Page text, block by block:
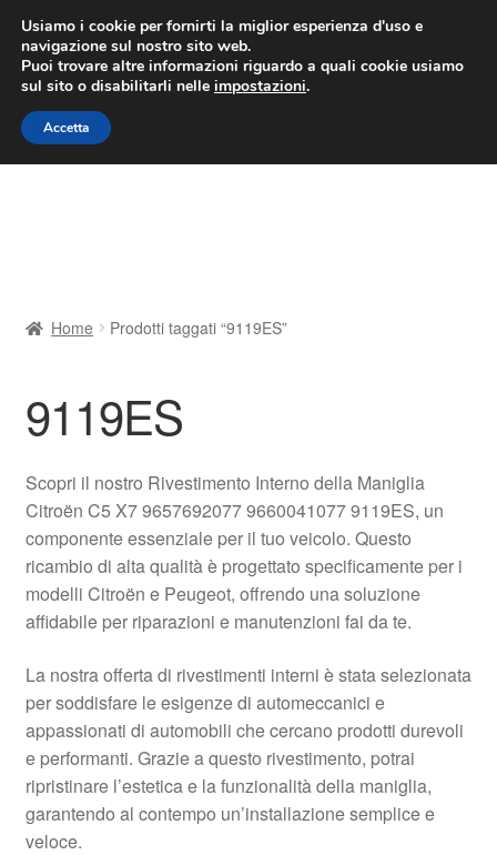
CONSEGNA da 7 EUR
Lun-Ven 9:00 - 16:00/800 580 290
Vai
alla
navigazione
Vai
al
contenuto
Contatto
Il mio account
Pagamenti
Politica sulla riservatezza
Registratore di cassa
Rimostranza
Spedizione in tutto il mondo
Home Prodotti taggati “9119ES”
9119ES
Scopri il nostro Rivestimento Interno della Maniglia
Citroën C5 X7 9657692077 9660041077 9119ES, un
componente essenziale per il tuo veicolo. Questo
ricambio di alta qualità è progettato specificamente per i
modelli Citroën e Peugeot, offrendo una soluzione
affidabile per riparazioni e manutenzioni fai da te.
La nostra offerta di rivestimenti interni è stata selezionata
per soddisfare le esigenze di automeccanici e
appassionati di automobili che cercano prodotti durevoli
e performanti. Grazie a questo rivestimento, potrai
ripristinare l’estetica e la funzionalità della maniglia,
garantendo al contempo un’installazione semplice e
veloce.
Usiamo i cookie per fornirti la miglior esperienza d'uso e
navigazione sul nostro sito web.
Puoi trovare altre informazioni riguardo a quali cookie usiamo
sul sito o disabilitarli nelle impostazioni.
Accetta